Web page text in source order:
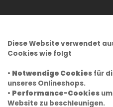
Diese Website verwendet
Cookies wie folgt
• Notwendige Cookies für
unseres Onlineshops.
• Performance-Cookies
Website zu beschleunigen.